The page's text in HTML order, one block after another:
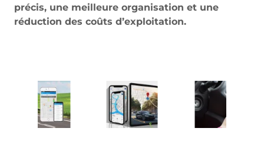
précis, une meilleure organisation et une
réduction des coûts d’exploitation.